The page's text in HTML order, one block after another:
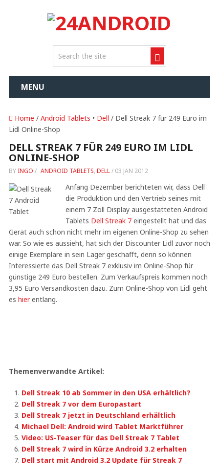
MENU
Home / Android Tablets • Dell / Dell Streak 7 für 249 Euro im
Lidl Online-Shop
DELL STREAK 7 FÜR 249 EURO IM LIDL
ONLINE-SHOP
BY INGO / ANDROID TABLETS, DELL/ 03 JAN 2012
Anfang Dezember berichteten wir, dass Dell
die Produktion und den Vertrieb seines mit
einem 7 Zoll Display ausgestatteten Android
Tablets Dell Streak 7eingestellt hat und das
Gerät auch schon nicht mehr im eigenen Online-Shop zu sehen
war. So wie es aussieht, hat sich der Discounter Lidl zuvor noch
einige Exemplare in sein Lager geschafft, denn so können
Interessierte das Dell Streak 7 exklusiv im Online-Shop für
günstige 249 Euro bestellen. Zum Verkaufspreis kommen noch
3,95 Euro Versandkosten dazu. Zum Online-Shop von Lidl geht
es hierentlang.
Themenverwandte Artikel:
Dell Streak 10 ab Sommer in den USA erhältlich?
Dell Streak 7 vor dem Europastart
Dell Streak 7 jetzt in Deutschland erhältlich
Michael Dell: Android wird Tablet Marktführer
Video: US-Teaser für das Dell Streak 7 Tablet
Dell Streak 7 wird in Kürze Android 3.2 erhalten
Dell start mit Android 3.2 Update für Streak 7